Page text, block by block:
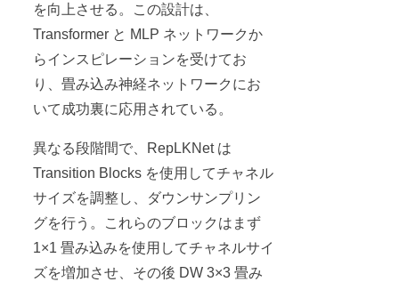
を向上させる。この設計は、
Transformer と MLP ネットワークか
らインスピレーションを受けてお
り、畳み込み神経ネットワークにお
いて成功裏に応用されている。
異なる段階間で、RepLKNet は
Transition Blocks を使用してチャネル
サイズを調整し、ダウンサンプリン
グを行う。これらのブロックはまず
1×1 畳み込みを使用してチャネルサイ
ズを増加させ、その後 DW 3×3 畳み